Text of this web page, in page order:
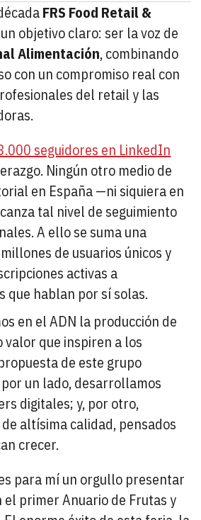
FRS Food Retail &
objetivo claro: ser la voz de
Alimentación, combinando
con un compromiso real con
del retail y las
seguidores en LinkedIn
Ningún otro medio de
en España —ni siquiera en
tal nivel de seguimiento
A ello se suma una
de usuarios únicos y
activas a
que hablan por sí solas.
en el ADN la producción de
que inspiren a los
de este grupo
un lado, desarrollamos
digitales; y, por otro,
altísima calidad, pensados
crecer.
para mí un orgullo presentar
primer Anuario de Frutas y